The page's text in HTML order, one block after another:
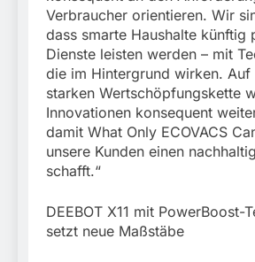
Verbraucher orientieren. Wir
dass smarte Haushalte künftig
Dienste leisten werden – mit
die im Hintergrund wirken. Auf
starken Wertschöpfungskette
Innovationen konsequent
damit What Only ECOVACS
unsere Kunden einen
schafft.“
DEEBOT X11 mit PowerBoost-
setzt neue Maßstäbe